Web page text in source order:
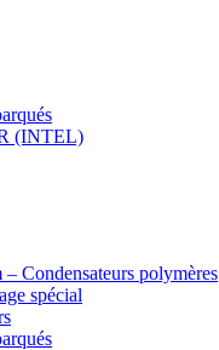
(INTEL)
Condensateurs polymères
spécial